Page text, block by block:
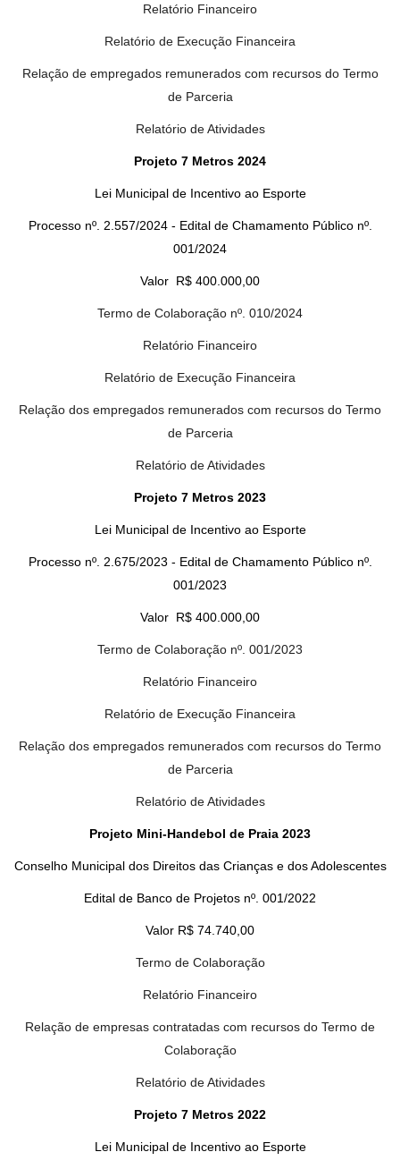
Relatório Financeiro
Relatório de Execução Financeira
Relação de empregados remunerados com recursos do Termo
de Parceria
Relatório de Atividades
Projeto 7 Metros 2024
Lei Municipal de Incentivo ao Esporte
Processo nº. 2.557/2024 - Edital de Chamamento Público nº.
001/2024
Valor R$ 400.000,00
Termo de Colaboração nº. 010/2024
Relatório Financeiro
Relatório de Execução Financeira
Relação dos empregados remunerados com recursos do Termo
de Parceria
Relatório de Atividades
Projeto 7 Metros 2023
Lei Municipal de Incentivo ao Esporte
Processo nº. 2.675/2023 - Edital de Chamamento Público nº.
001/2023
Valor R$ 400.000,00
Termo de Colaboração nº. 001/2023
Relatório Financeiro
Relatório de Execução Financeira
Relação dos empregados remunerados com recursos do Termo
de Parceria
Relatório de Atividades
Projeto Mini-Handebol de Praia 2023
Conselho Municipal dos Direitos das Crianças e dos Adolescentes
Edital de Banco de Projetos nº. 001/2022
Valor R$ 74.740,00
Termo de Colaboração
Relatório Financeiro
Relação de empresas contratadas com recursos do Termo de
Colaboração
Relatório de Atividades
Projeto 7 Metros 2022
Lei Municipal de Incentivo ao Esporte